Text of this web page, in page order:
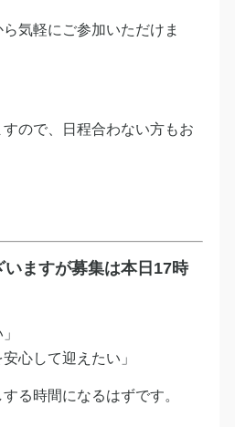
気軽にご参加いただけま
ので、日程合わない方もお
ますが募集は本日17時
心して迎えたい」
る時間になるはずです。